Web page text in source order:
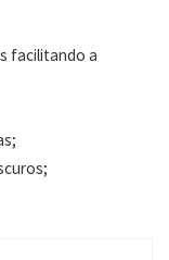
facilitando a